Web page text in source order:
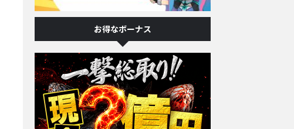
お得なボーナス